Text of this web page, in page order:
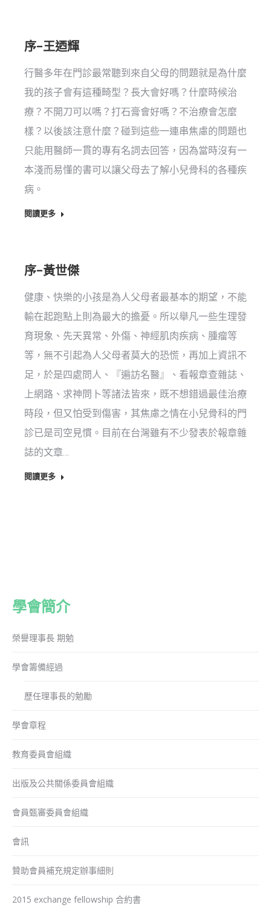
序–王迺輝
行醫多年在門診最常聽到來自父母的問題就是為什麼
我的孩子會有這種畸型？長大會好嗎？什麼時候治
療？不開刀可以嗎？打石膏會好嗎？不治療會怎麼
樣？以後該注意什麼？碰到這些一連串焦慮的問題也
只能用醫師一貫的專有名詞去回答，因為當時沒有一
本淺而易懂的書可以讓父母去了解小兒骨科的各種疾
病。
閱讀更多
序–黃世傑
健康、快樂的小孩是為人父母者最基本的期望，不能
輸在起跑點上則為最大的擔憂。所以舉凡一些生理發
育現象、先天異常、外傷、神經肌肉疾病、腫瘤等
等，無不引起為人父母者莫大的恐慌，再加上資訊不
足，於是四處問人、『遍訪名醫』、看報章查雜誌、
上網路、求神問卜等諸法皆來，既不想錯過最佳治療
時段，但又怕受到傷害，其焦慮之情在小兒骨科的門
診已是司空見慣。目前在台灣雖有不少發表於報章雜
誌的文章…
閱讀更多
學會簡介
榮譽理事長 期勉
學會籌備經過
歷任理事長的勉勵
學會章程
教育委員會組織
出版及公共關係委員會組織
會員甄審委員會組織
會訊
贊助會員補充規定辦事細則
2015 exchange fellowship 合約書